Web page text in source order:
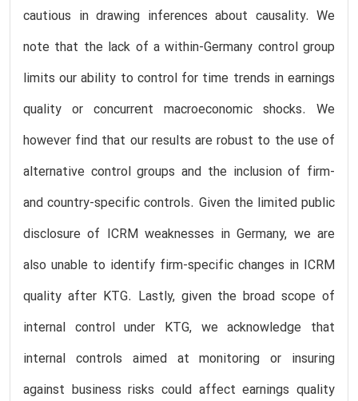
cautious in drawing inferences about causality. We
note that the lack of a within-Germany control group
limits our ability to control for time trends in earnings
quality or concurrent macroeconomic shocks. We
however find that our results are robust to the use of
alternative control groups and the inclusion of firm-
and country-specific controls. Given the limited public
disclosure of ICRM weaknesses in Germany, we are
also unable to identify firm-specific changes in ICRM
quality after KTG. Lastly, given the broad scope of
internal control under KTG, we acknowledge that
internal controls aimed at monitoring or insuring
against business risks could affect earnings quality